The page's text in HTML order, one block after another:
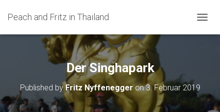
Peach and Fritz in Thailand
A
Der Singhapark
Published byFritz Nyffenegger on3. Februar 2019